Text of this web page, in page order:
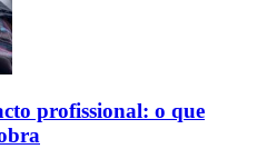
profissional: o que